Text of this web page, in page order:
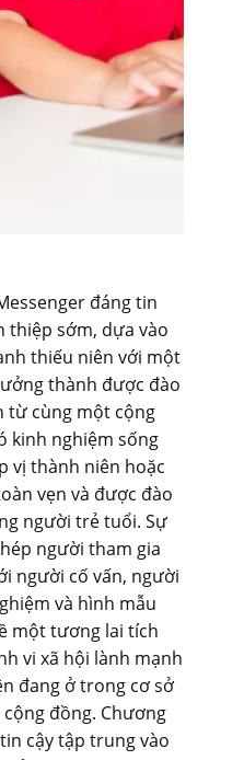
đáng tin
thiệp sớm, dựa vào
thiếu niên với một
thành được đào
từ cùng một cộng
kinh nghiệm sống
vị thành niên hoặc
vẹn và được đào
người trẻ tuổi. Sự
người tham gia
người cố vấn, người
và hình mẫu
một tương lai tích
vi xã hội lành mạnh
đang ở trong cơ sở
đồng. Chương
cậy tập trung vào